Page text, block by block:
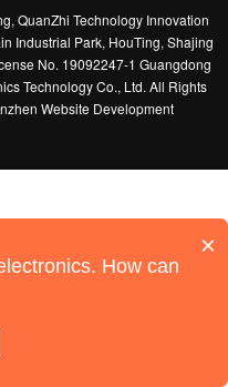
型的贴标生产。然而，随着生产
断提高，仅仅依靠贴标机的自动
难以满足所有需求。此时，机器
视觉的重要性便凸显出来。 Mast...
QuanZhi Technology Innovation
Industrial Park, HouTing, Shajing
No. 19092247-1 Guangdong
Technology Co., Ltd. All Rights
Website Development
×
How can